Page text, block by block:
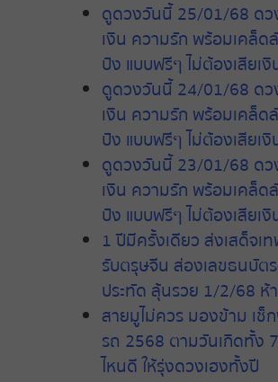
ดูดวงวันนี้ 25/01/68 ดว
เงิน ความรัก พร้อมเคล็ด
ปัง แบบฟรีๆ ไม่ต้องเสียเงิ
ดูดวงวันนี้ 24/01/68 ดว
เงิน ความรัก พร้อมเคล็ด
ปัง แบบฟรีๆ ไม่ต้องเสียเงิ
ดูดวงวันนี้ 23/01/68 ดว
เงิน ความรัก พร้อมเคล็ด
ปัง แบบฟรีๆ ไม่ต้องเสียเงิ
1 ปีมีครั้งเดียว ส่งเสด็จเ
รับตรุษจีน ส่องเลขธนบัต
ประทัด ลุ้นรวย 1/2/68 ห้
สายมูไม่ควร มองข้าม เ
รถ 2568 ตามวันเกิดทั้ง
ไหนดี ให้รุ่งดวงเฮงทั้งปี